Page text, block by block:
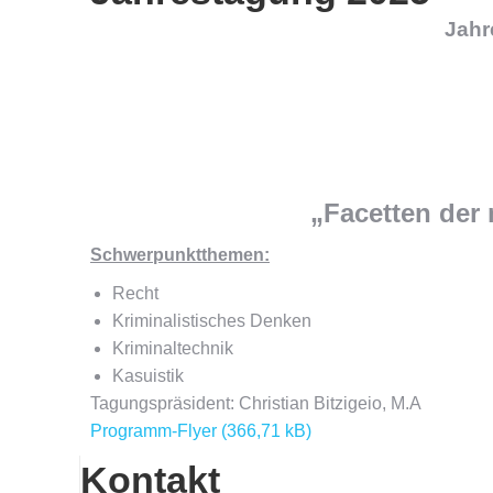
„Facetten
Schwerpunktthemen:
Recht
Kriminalistisches Denken
Kriminaltechnik
Kasuistik
Tagungspräsident: Christian Bitzigeio, M.A
Programm-Flyer
Kontakt